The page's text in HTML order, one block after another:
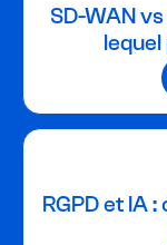
SD-WAN
RGPD et IA